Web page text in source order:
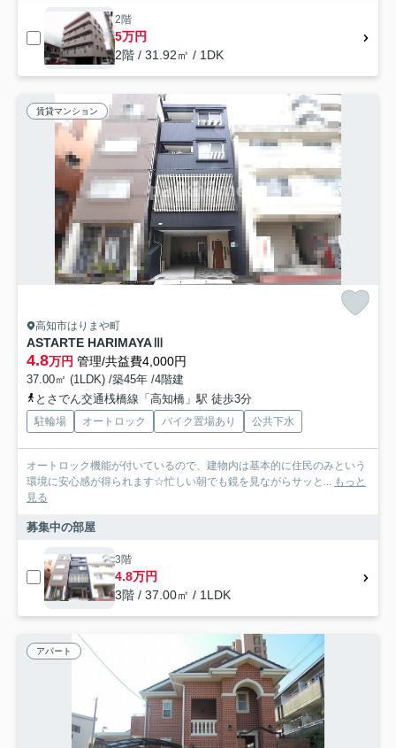
2階
5万円
2階 / 31.92㎡ / 1DK
賃貸マンション
高知市はりまや町
ASTARTE HARIMAYAⅢ
4.8万円 管理/共益費4,000円
37.00㎡ (1LDK) /築45年 /4階建
とさでん交通桟橋線「高知橋」駅 徒歩3分
駐輪場 オートロック バイク置場あり 公共下水
オートロック機能が付いているので、建物内は基本的に住民のみという
環境に安心感が得られます☆忙しい朝でも鏡を見ながらサッと...
もっと
見る
募集中の部屋
3階
4.8万円
3階 / 37.00㎡ / 1LDK
アパート